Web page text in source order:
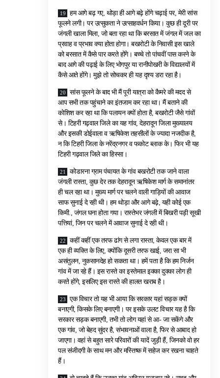
हम आगे बढ़ गए, थोड़ा ही आगे बढ़े होंगे चढ़ाई पर, मेरी सांस
फूलने लगी। पर उत्सुकता ने उत्साहवर्धन किया। कुछ ही दूरी पर
जंगली खाला मिला, जो बता रहा था कि बरसात में जंगल में जल का
प्रवाह व प्रभाव क्या होता होगा। बखरोटी के निवासी इस खाले
को बरसात में कैसे पार करते होंगे। बच्चे तो पांचवीं पास करने के
बाद आगे की पढ़ाई के लिए भोगपुर या रानीपोखरी के विद्यालयों में
कैसे आते होंगे। मुझे तो सोचकर ही यह दृश्य डरा रहा है।
सांस फूलने के बाद भी मैं पूरी यात्रा को कैमरे की मदद से
आप सभी तक पहुंचाने का इंतजाम कर रहा था। मैं बताने की
कोशिश कर रहा था कि पलायन क्यों होता है, बखरोटी जैसे गांवों
से। टिहरी गढ़वाल जिले का यह गांव, देहरादून जिला मुख्यालय
और इसकी डोईवाला व ऋषिकेश तहसीलों के ज्यादा नजदीक है,
न कि टिहरी जिला के नरेंद्रनगर व फकोट ब्लाक के। फिर भी यह
टिहरी गढ़वाल जिले का हिस्सा।
कोडारना ग्राम पंचायत के गांव बखरोटी तक जाने वाला
जंगली रास्ता, कुछ देर तक देहरादून ऋषिकेश मार्ग के समानांतर
ही चल रहा था। मुख्य मार्ग पर चलने वाली गाड़ियों की आवाज
साफ सुनाई दे रही थी। हम थोड़ा और आगे बढ़े, यही कोई एक
किमी., जंगल घना होता गया। रास्तेभर जंगली में बिखरी पड़ी सूखी
पत्तियां, जिन पर चलने में आवाज सुनाई दे रही थी।
कहीं कहीं एक तरफ ढांग से लगा रास्ता, केवल एक बार में
एक ही व्यक्ति के लिए, क्योंकि दूसरी तरफ खाई, जरा सा भी
असंतुलन, नुकसानदेह हो सकता था। हमें पता है कि हम निर्जन
गांव में जा रहे हैं। इस रास्ते का इस्तेमाल इक्का दुक्का लोग ही
करते होंगे, इसलिए इस रास्ते की हालत खराब है।
एक विचार तो यह भी आया कि सरकार यहां सड़क क्यों
बनाएगी, किसके लिए बनाएगी। पर इसके उलट विचार यह है कि
सरकार सड़क बनाएगी, तभी तो लोग यहां से आ- जा सकेंगे और
एक गांव, जो बेहद सुंदर है, संभावनाओं वाला है, फिर से आबाद हो
जाएगा। वहां से बहुत सारे परिवारों की यादें जुड़ी हैं, जिनको वो हर
पल संजीदगी के साथ मन और मस्तिष्क में सहेज कर रखना चाहते
हैं।